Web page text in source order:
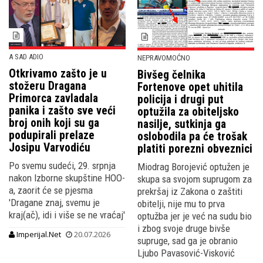
A SAD ADIO
Otkrivamo zašto je u
stožeru Dragana
Primorca zavladala
panika i zašto sve veći
broj onih koji su ga
podupirali prelaze
Josipu Varvodiću
Po svemu sudeći, 29. srpnja
nakon Izborne skupštine HOO-
a, zaorit će se pjesma
'Dragane znaj, svemu je
kraj(ač), idi i više se ne vraćaj'
Imperijal.Net 20.07.2026
NEPRAVOMOĆNO
Bivšeg čelnika
Fortenove opet uhitila
policija i drugi put
optužila za obiteljsko
nasilje, sutkinja ga
oslobodila pa će trošak
platiti porezni obveznici
Miodrag Borojević optužen je
skupa sa svojom suprugom za
prekršaj iz Zakona o zaštiti
obitelji, nije mu to prva
optužba jer je već na sudu bio
i zbog svoje druge bivše
supruge, sad ga je obranio
Ljubo Pavasović-Visković